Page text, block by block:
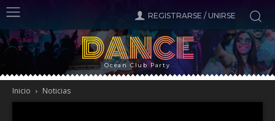
REGISTRARSE / UNIRSE
DANCE
Ocean Club Party
Inicio Noticias